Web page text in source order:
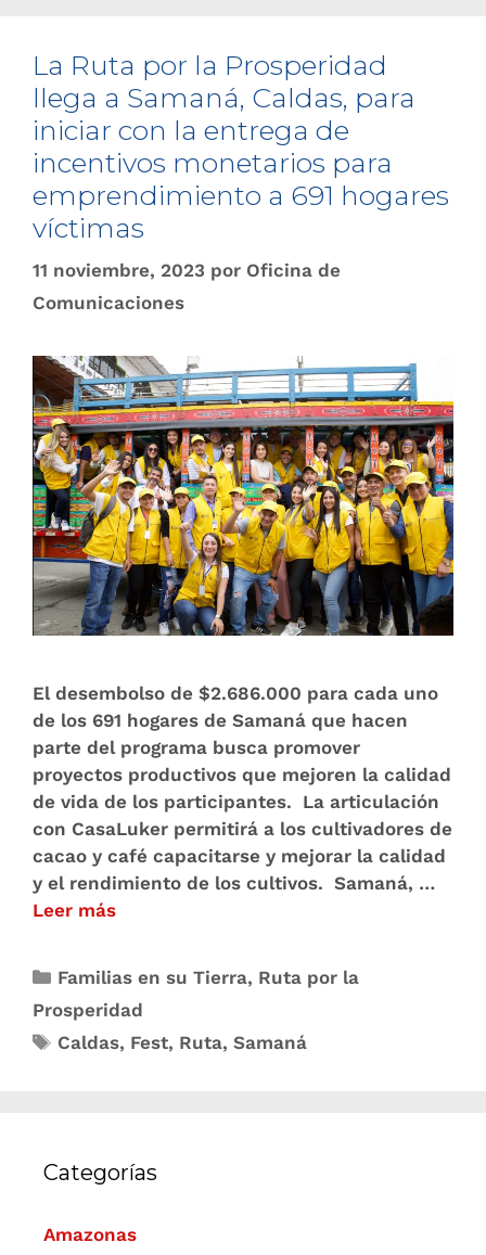
La Ruta por la Prosperidad
llega a Samaná, Caldas, para
iniciar con la entrega de
incentivos monetarios para
emprendimiento a 691 hogares
víctimas
11 noviembre, 2023 por Oficina de
Comunicaciones
El desembolso de $2.686.000 para cada uno
de los 691 hogares de Samaná que hacen
parte del programa busca promover
proyectos productivos que mejoren la calidad
de vida de los participantes. La articulación
con CasaLuker permitirá a los cultivadores de
cacao y café capacitarse y mejorar la calidad
y el rendimiento de los cultivos. Samaná, …
Leer más
Familias en su Tierra, Ruta por la
Prosperidad
Caldas, Fest, Ruta,Samaná
Categorías
Amazonas